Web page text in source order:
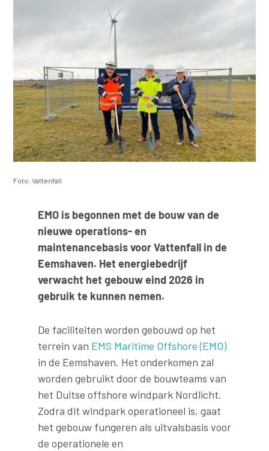
Foto: Vattenfall
EMO is begonnen met de bouw van de
nieuwe operations- en
maintenancebasis voor Vattenfall in de
Eemshaven. Het energiebedrijf
verwacht het gebouw eind 2026 in
gebruik te kunnen nemen.
De faciliteiten worden gebouwd op het
terrein van EMS Maritime Offshore (EMO)
in de Eemshaven. Het onderkomen zal
worden gebruikt door de bouwteams van
het Duitse offshore windpark Nordlicht.
Zodra dit windpark operationeel is, gaat
het gebouw fungeren als uitvalsbasis voor
de operationele en